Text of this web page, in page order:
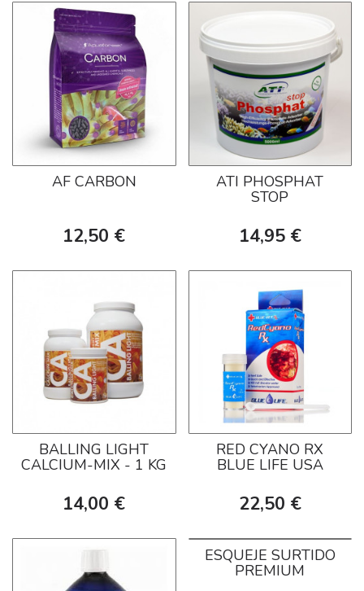
AF CARBON
12,50 €
ATI PHOSPHAT
STOP
14,95 €
BALLING LIGHT
CALCIUM-MIX - 1 KG
14,00 €
RED CYANO RX
BLUE LIFE USA
22,50 €
ESQUEJE SURTIDO
PREMIUM